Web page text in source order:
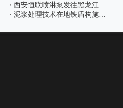
陕北
西安恒联喷淋泵发往黑龙江
泥浆处理技术在地铁盾构施工中的应用